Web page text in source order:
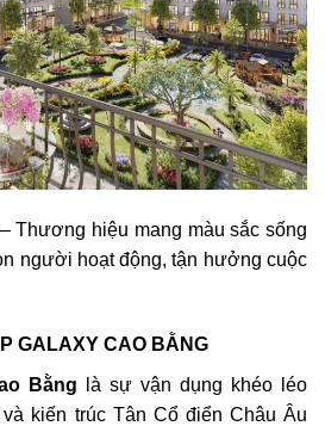
Thương hiệu mang màu sắc sống
người hoạt động, tận hưởng cuộc
GALAXY CAO BẰNG
Bằng là sự vận dụng khéo léo
kiến trúc Tân Cổ điển Châu Âu